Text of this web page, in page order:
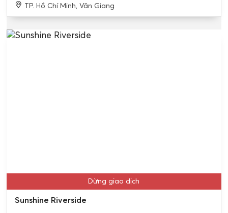
TP. Hồ Chí Minh, Văn Giang
Dừng giao dịch
Sunshine Riverside